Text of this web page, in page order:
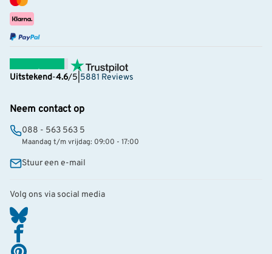
Uitstekend-4.6/5 5881 Reviews
Neem contact op
088 - 563 563 5
Maandag t/m vrijdag: 09:00 - 17:00
Stuur een e-mail
Volg ons via social media